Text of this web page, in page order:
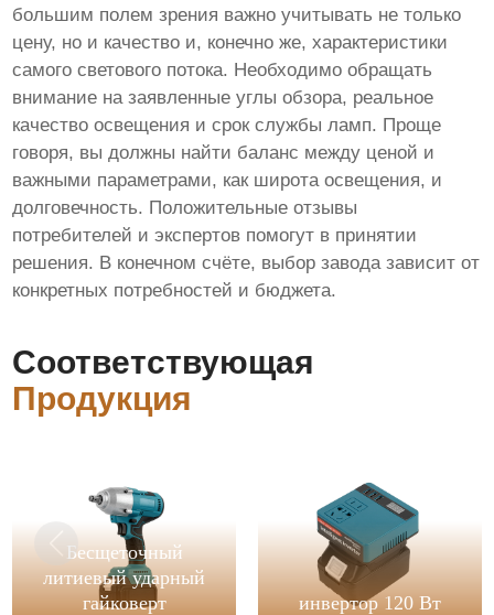
большим полем зрения важно учитывать не только
цену, но и качество и, конечно же, характеристики
самого светового потока. Необходимо обращать
внимание на заявленные углы обзора, реальное
качество освещения и срок службы ламп. Проще
говоря, вы должны найти баланс между ценой и
важными параметрами, как широта освещения, и
долговечность. Положительные отзывы
потребителей и экспертов помогут в принятии
решения. В конечном счёте, выбор завода зависит от
конкретных потребностей и бюджета.
Соответствующая
Продукция
Бесщеточный
литиевый ударный
гайковерт
инвертор 120 Вт